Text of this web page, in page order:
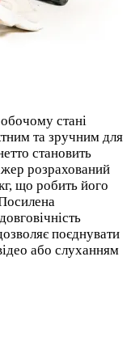
стані
та зручним для
становить
розрахований
що робить його
поєднувати
або слуханням